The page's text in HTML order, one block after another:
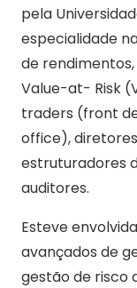
pela
especialidade
de
Value-at- Risk
traders (front
office),
estruturadores
auditores.
Esteve
avançados de
gestão de risco